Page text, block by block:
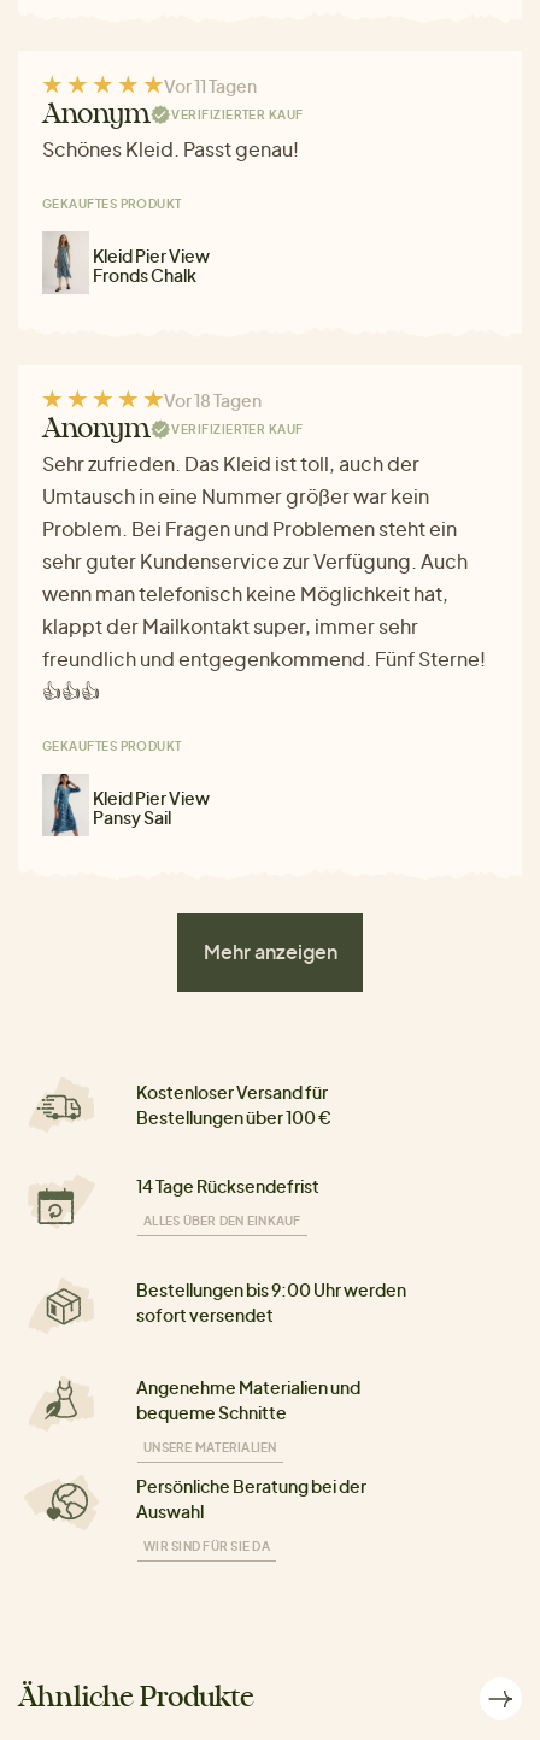
Vor 11 Tagen
Anonym VERIFIZIERTER KAUF
Schönes Kleid. Passt genau!
GEKAUFTES PRODUKT
Kleid Pier View
Fronds Chalk
Vor 18 Tagen
Anonym VERIFIZIERTER KAUF
Sehr zufrieden. Das Kleid ist toll, auch der
Umtausch in eine Nummer größer war kein
Problem. Bei Fragen und Problemen steht ein
sehr guter Kundenservice zur Verfügung. Auch
wenn man telefonisch keine Möglichkeit hat,
klappt der Mailkontakt super, immer sehr
freundlich und entgegenkommend. Fünf Sterne!
👍👍👍
GEKAUFTES PRODUKT
Kleid Pier View
Pansy Sail
Mehr anzeigen
Kostenloser Versand für
Bestellungen über 100 €
14 Tage Rücksendefrist
ALLES ÜBER DEN EINKAUF
Bestellungen bis 9:00 Uhr werden
sofort versendet
Angenehme Materialien und
bequeme Schnitte
UNSERE MATERIALIEN
Persönliche Beratung bei der
Auswahl
WIR SIND FÜR SIE DA
Ähnliche Produkte